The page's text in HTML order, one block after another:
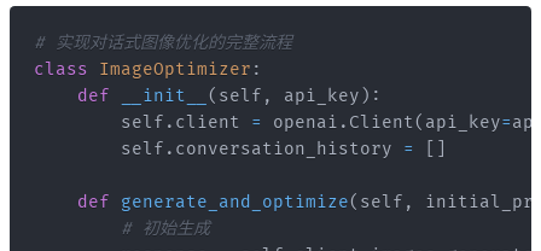
# 实现对话式图像优化的完整流程
class
ImageOptimizer :
def
__init__ ( self , api_key ) :
        self
. client = openai . Client( api_key=
        self
. conversation_history =
def generate_and_optimize( self ,
# 初始生成